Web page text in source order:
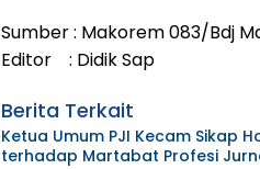
Sumber : Makorem 083/Bdj
Editor : Didik Sap
Berita Terkait
Ketua Umum PJI Kecam Sikap
terhadap Martabat Profesi